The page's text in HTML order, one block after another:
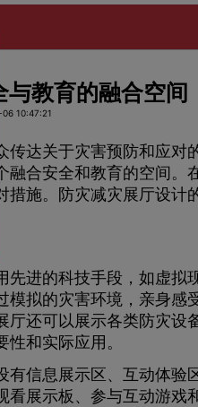
与教育的融合空间
06 10:47:21
达关于灾害预防和应对
合安全和教育的空间。
施。防灾减灾展厅设计
先进的科技手段，如虚拟
拟的灾害环境，亲身感
还可以展示各类防灾设
和实际应用。
有信息展示区、互动体验
展示板、参与互动游戏